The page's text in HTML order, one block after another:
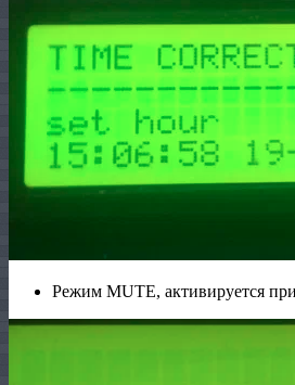
Режим MUTE, активируется